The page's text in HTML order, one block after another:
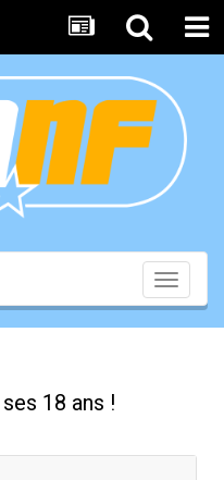
Toggle
18 ans !